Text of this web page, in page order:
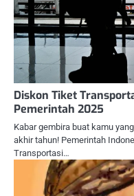
Diskon Tiket
Pemerintah 2025
Kabar gembira buat kamu
akhir tahun! Pemerintah
Transportasi…